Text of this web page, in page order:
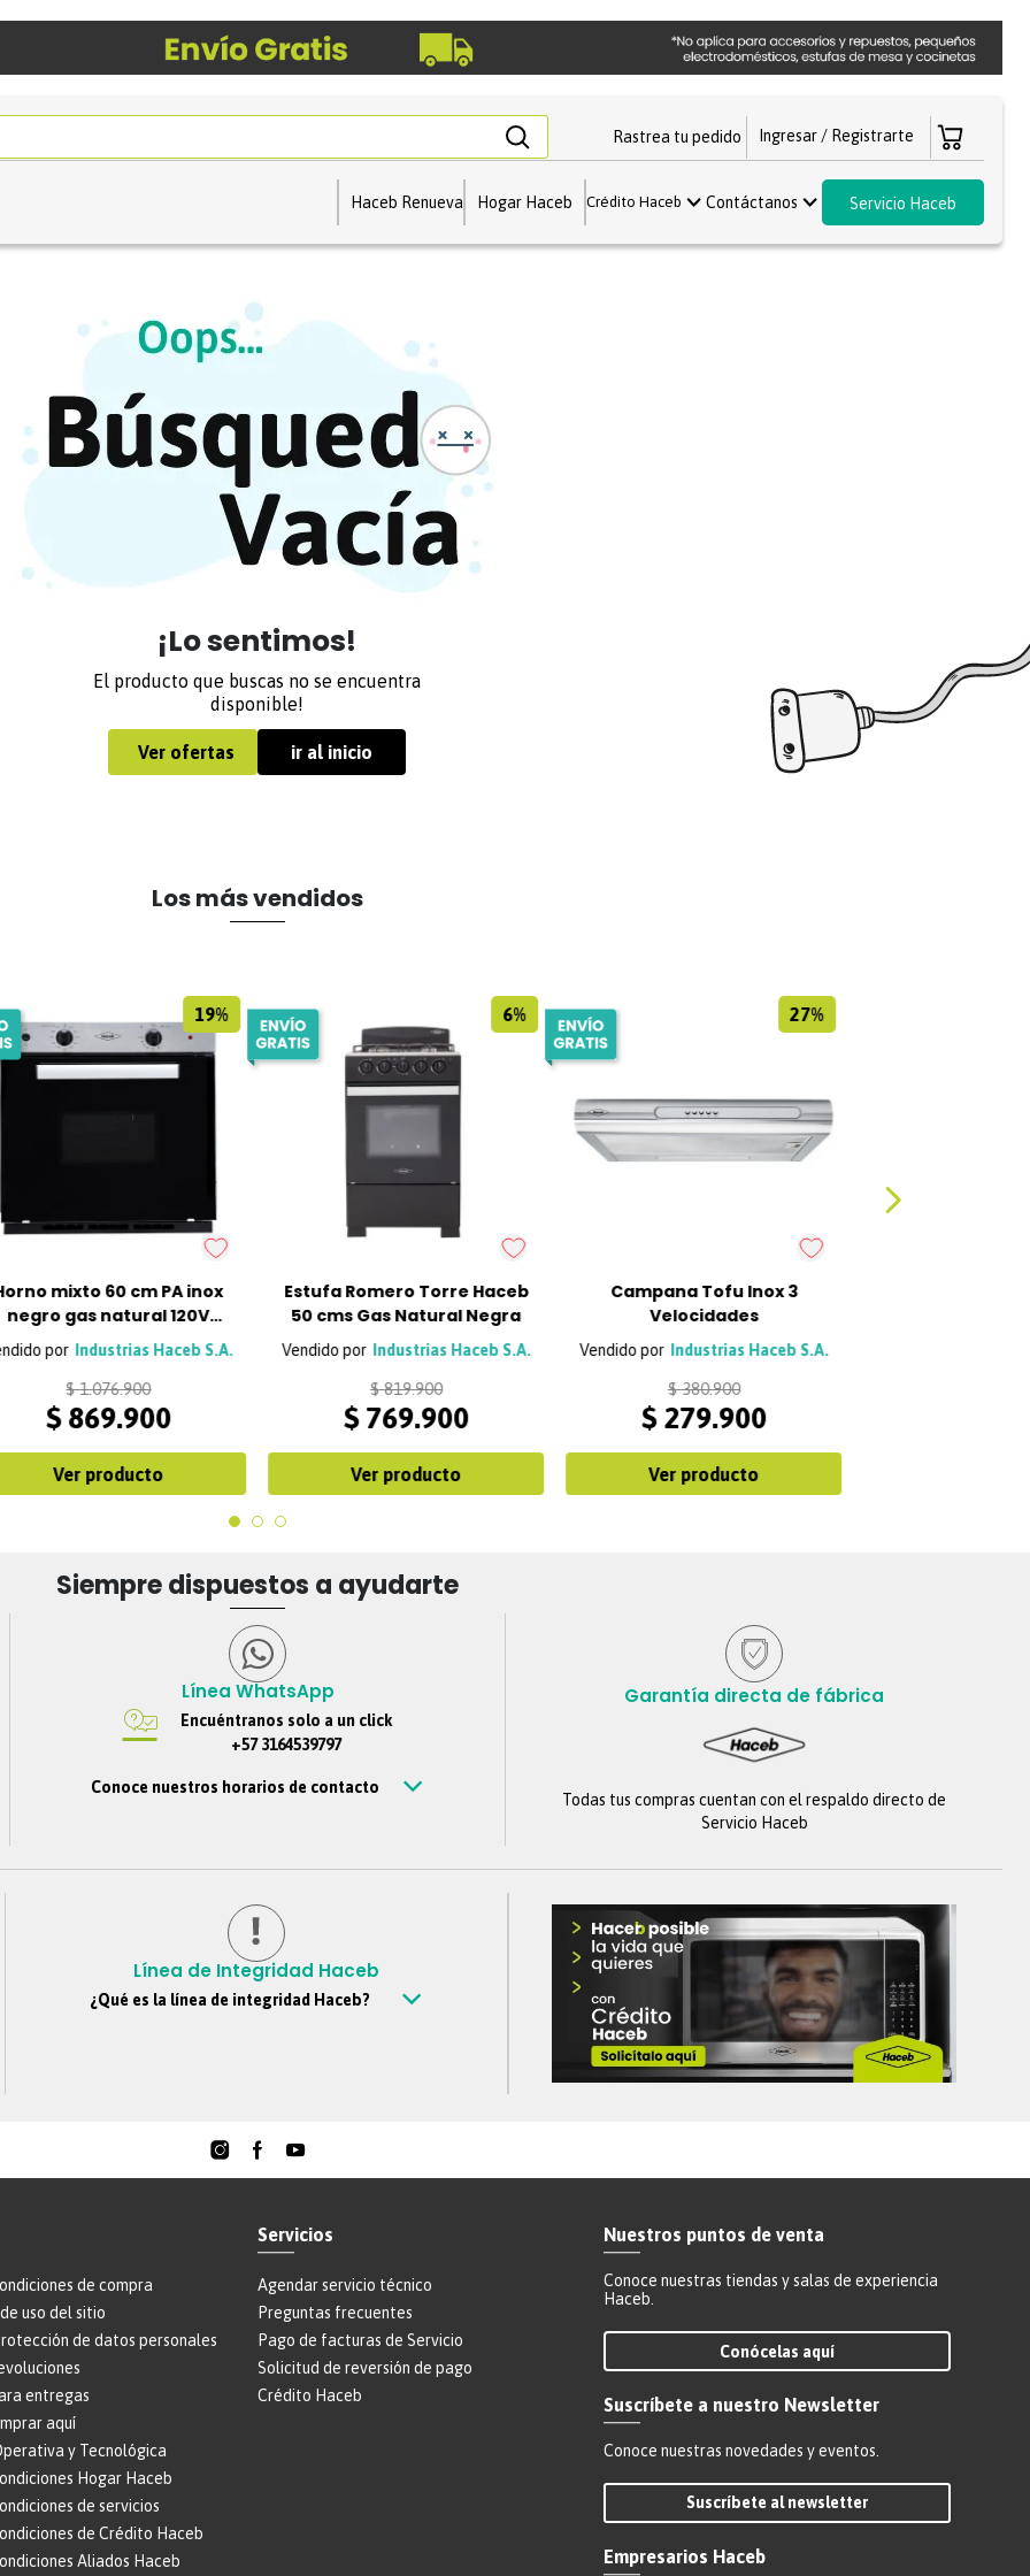
Rastrea tu pedido
Haceb Renueva Hogar Haceb Crédito Haceb Contáctanos Servicio Haceb
¡Lo sentimos!
El producto que buscas no se encuentra
disponible!
Ver ofertas ir al inicio
Los más vendidos
19%
mixto 60 cm PA inox
negro gas natural 120V
Haceb
Industrias Haceb S.A.
$ 1.076.900
$ 869.900
Ver producto
6%
Estufa Romero Torre Haceb
50 cms Gas Natural Negra
Industrias Haceb S.A.
$ 819.900
$ 769.900
Ver producto
27%
Campana Tofu Inox 3
Velocidades
Industrias Haceb S.A.
$ 380.900
$ 279.900
Ver producto
Siempre dispuestos a ayudarte
Línea WhatsApp
Encuéntranos solo a un click
+57 3164539797
Conoce nuestros horarios de contacto
festivos no se tendrá atención. Si nos escribes por fuera
regreso.
Garantía directa de fábrica
Todas tus compras cuentan con el respaldo directo de
Servicio Haceb
Línea de Integridad Haceb
¿Qué es la línea de integridad Haceb?
este canal nos ayuda a soportar la cultura ética de la
018000-51-69-39
Formulario web
Correo electrónico
Lineadeintegridad@haceb.com
de compra
uso del sitio
de datos personales
entregas
aquí
y Tecnológica
Hogar Haceb
de servicios
de Crédito Haceb
Aliados Haceb
Servicios
Agendar servicio técnico
Preguntas frecuentes
Pago de facturas de Servicio
Solicitud de reversión de pago
Crédito Haceb
Nuestros puntos de venta
Conoce nuestras tiendas y salas de experiencia
Haceb.
Conócelas aquí
Suscríbete a nuestro Newsletter
Conoce nuestras novedades y eventos.
Suscríbete al newsletter
Empresarios Haceb